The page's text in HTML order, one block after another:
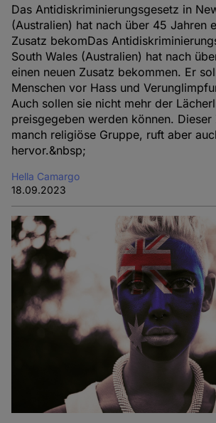
Das Antidiskriminierungsgesetz in
(Australien) hat nach über 45 Jahren
Zusatz bekomDas
South Wales (Australien) hat nach
einen neuen Zusatz bekommen. Er
Menschen vor Hass und
Auch sollen sie nicht mehr der
preisgegeben werden können.
manch religiöse Gruppe, ruft aber
hervor.&nbsp;
Hella Camargo
18.09.2023